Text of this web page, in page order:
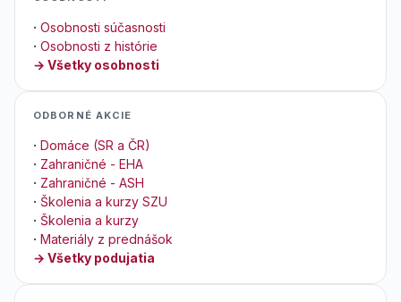
· Osobnosti súčasnosti
· Osobnosti z histórie
→ Všetky osobnosti
ODBORNÉ AKCIE
· Domáce (SR a ČR)
· Zahraničné - EHA
· Zahraničné - ASH
· Školenia a kurzy SZU
· Školenia a kurzy
· Materiály z prednášok
→ Všetky podujatia